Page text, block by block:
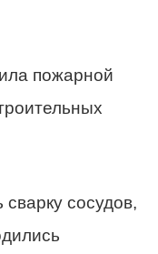
пожарной
сосудов,